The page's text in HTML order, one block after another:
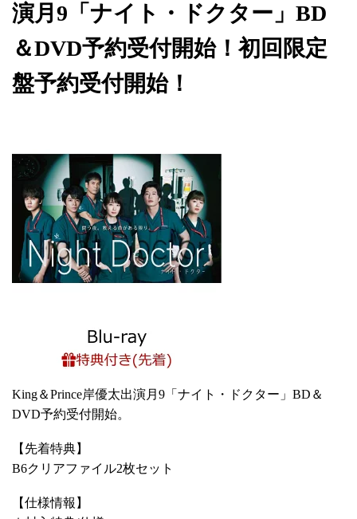
演月9「ナイト・ドクター」BD
＆DVD予約受付開始！初回限定
盤予約受付開始！
King＆Prince岸優太出演月9「ナイト・ドクター」BD＆
DVD予約受付開始。
【先着特典】
B6クリアファイル2枚セット
【仕様情報】